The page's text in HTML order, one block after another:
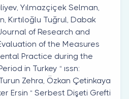
Yılmazçiçek Selman,
Kırtıloğlu Tuğrul, Dabak
of Research and
of the Measures
Practice during the
in Turkey “ ıssn:
Zehra, Özkan Çetinkaya
Ersin “ Serbest Dişeti Grefti